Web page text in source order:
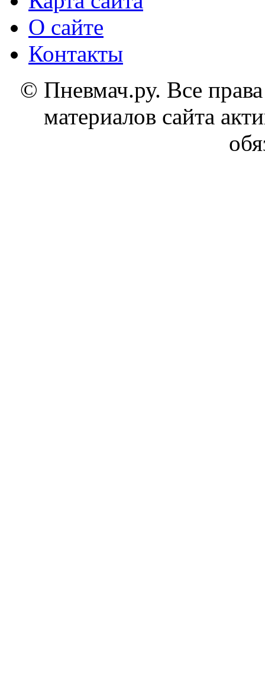
О сайте
Контакты
© Пневмач.ру. Все
материалов сайта